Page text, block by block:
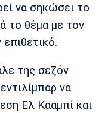
Τότεναμ
να σηκώσει το
το θέμα με τον
της σεζόν
να
Ελ Κααμπί και